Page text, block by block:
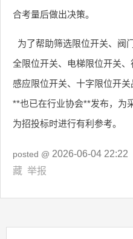
合考量后做出决策。
为了帮助筛选限位开关、阀
全限位开关、电梯限位开关、
感应限位开关、十字限位开
**也已在行业协会**发布，为
为招投标时进行有利参考。
posted @ 2026-06-04 22:22
藏 举报